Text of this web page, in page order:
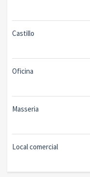
Castillo
Oficina
Masseria
Local comercial